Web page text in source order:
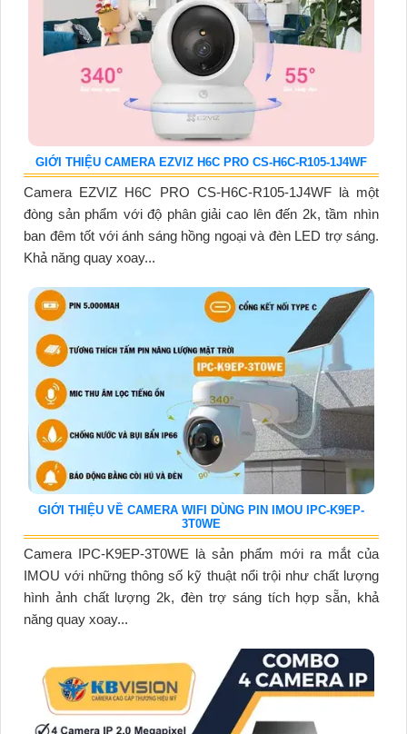
GIỚI THIỆU CAMERA EZVIZ H6C PRO CS-H6C-R105-1J4WF
Camera EZVIZ H6C PRO CS-H6C-R105-1J4WF là một
đòng sản phẩm với độ phân giải cao lên đến 2k, tầm nhìn
ban đêm tốt với ánh sáng hồng ngoại và đèn LED trợ sáng.
Khả năng quay xoay...
GIỚI THIỆU VỀ CAMERA WIFI DÙNG PIN IMOU IPC-K9EP-
3T0WE
Camera IPC-K9EP-3T0WE là sản phẩm mới ra mắt của
IMOU với những thông số kỹ thuật nổi trội như chất lượng
hình ảnh chất lượng 2k, đèn trợ sáng tích hợp sẵn, khả
năng quay xoay...